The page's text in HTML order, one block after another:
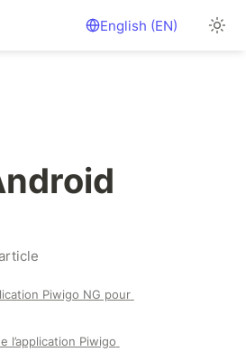
English (EN)
Piwigo NG pour
l’application Piwigo